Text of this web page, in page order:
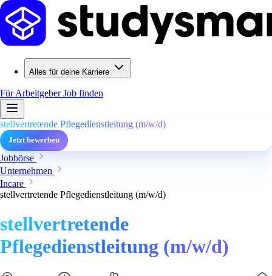
Alles für deine Karriere
Für ArbeitgeberJob finden
stellvertretende Pflegedienstleitung (m/w/d)
Jetzt bewerben
Jobbörse
Unternehmen
Incare
stellvertretende Pflegedienstleitung (m/w/d)
stellvertretende
Pflegedienstleitung (m/w/d)